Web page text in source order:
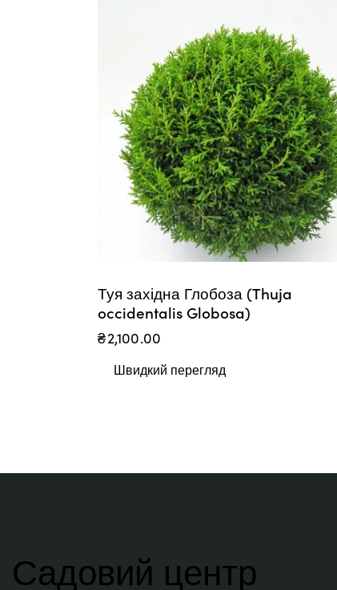
Туя західна Глобоза (Thuja
occidentalis Globosa)
₴2,100.00
Швидкий перегляд
Садовий центр